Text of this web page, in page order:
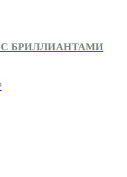
БРИЛЛИАНТАМИ